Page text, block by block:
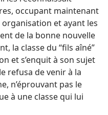
occupant maintenant
et ayant les
de la bonne nouvelle
la classe du “fils aîné”
et s’enquit à son sujet
refusa de venir à la
n’éprouvant pas le
à une classe qui lui